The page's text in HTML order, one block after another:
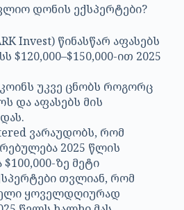
დონის ექსპერტები?
Invest) წინასწარ აფასებს
$120,000–$150,000-ით 2025
უკვე ცნობს როგორც
და აფასებს მის
ვარაუდობს, რომ
2025 წლის
ზე მეტი
თვლიან, რომ
ყოველდღიურად